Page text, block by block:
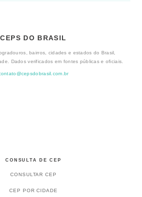
CEPS DO BRASIL
bairros, cidades e estados do Brasil,
Dados verificados em fontes públicas e oficiais.
CONSULTA DE CEP
CONSULTAR CEP
CEP POR CIDADE